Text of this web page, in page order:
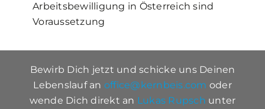
Arbeitsbewilligung in Österreich sind
Voraussetzung
Bewirb Dich jetzt und schicke uns Deinen
Lebenslauf an office@kernbeis.com oder
wende Dichdirekt an Lukas Rupsch unter